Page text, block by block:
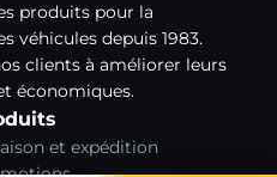
produits pour la
véhicules depuis 1983.
clients à améliorer leurs
économiques.
et expédition